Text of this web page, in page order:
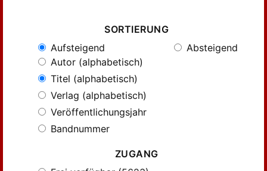
SORTIERUNG
Aufsteigend
Absteigend
Autor (alphabetisch)
Titel (alphabetisch)
Verlag (alphabetisch)
Veröffentlichungsjahr
Bandnummer
ZUGANG